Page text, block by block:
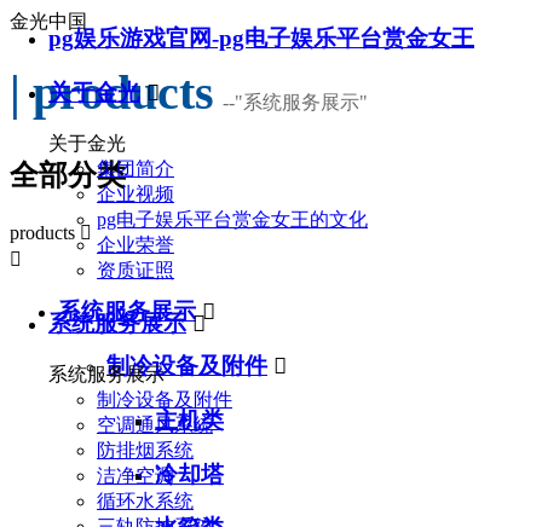
pg娱乐游戏官网-pg电子娱乐平台赏金女王
关于金光 
关于金光
集团简介
企业视频
pg电子娱乐平台赏金女王的文化
企业荣誉
资质证照
系统服务展示 
系统服务展示
制冷设备及附件
空调通风系统
防排烟系统
洁净空调
循环水系统
金光中国
| products --"系统服务展示"
全部分类
products 

系统服务展示 
制冷设备及附件 
主机类
冷却塔